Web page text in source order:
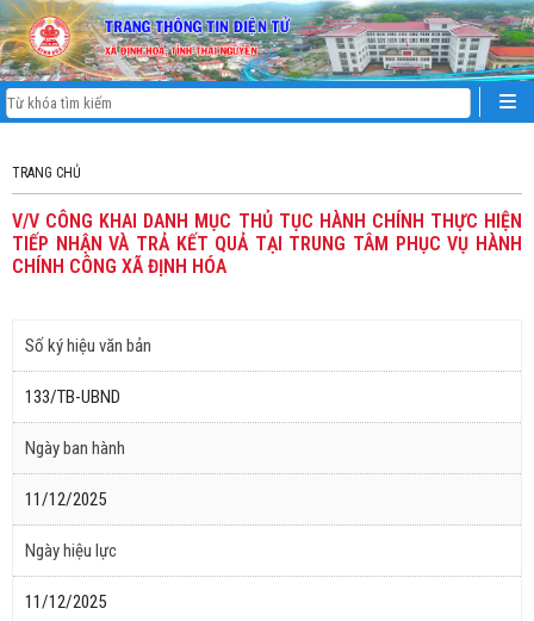
TRANG CHỦ
V/V CÔNG KHAI DANH MỤC THỦ TỤC HÀNH CHÍNH THỰC HIỆN
TIẾP NHẬN VÀ TRẢ KẾT QUẢ TẠI TRUNG TÂM PHỤC VỤ HÀNH
CHÍNH CÔNG XÃ ĐỊNH HÓA
Số ký hiệu văn bản
133/TB-UBND
Ngày ban hành
11/12/2025
Ngày hiệu lực
11/12/2025